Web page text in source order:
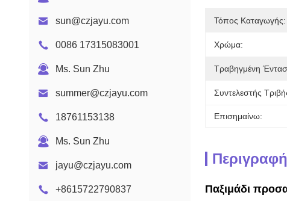
sun@czjayu.com
0086 17315083001
Ms. Sun Zhu
summer@czjayu.com
18761153138
Ms. Sun Zhu
jayu@czjayu.com
+8615722790837
Τόπος Καταγωγής:
Χρώμα:
Τραβηγμένη
Συντελεστής
Επισημαίνω:
Παξιμάδι